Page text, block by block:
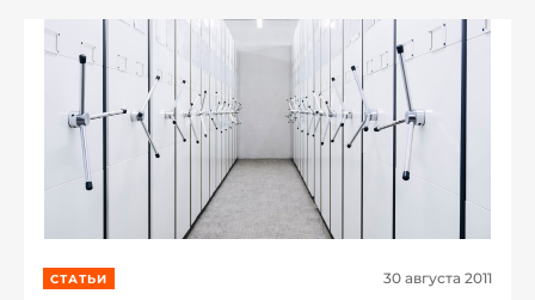
СТАТЬИ 30 августа 2011